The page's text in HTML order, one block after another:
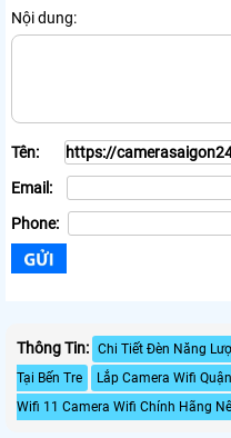
Nội dung:
Tên:
Email:
Phone:
Thông Tin: Chi Tiết Đèn Năng
Tại Bến Tre
Lắp Camera Wifi
Wifi 11 Camera Wifi Chính Hãng